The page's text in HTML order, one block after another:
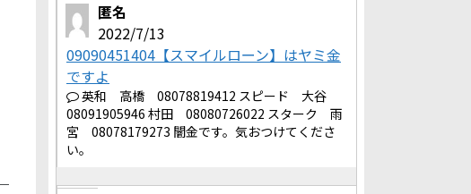
匿名
2022/7/13
09090451404【スマイルローン】はヤミ金
ですよ
英和 高橋 08078819412 スピード 大谷
08091905946 村田 08080726022 スターク 雨
宮 08078179273 闇金です。気おつけてくださ
い。